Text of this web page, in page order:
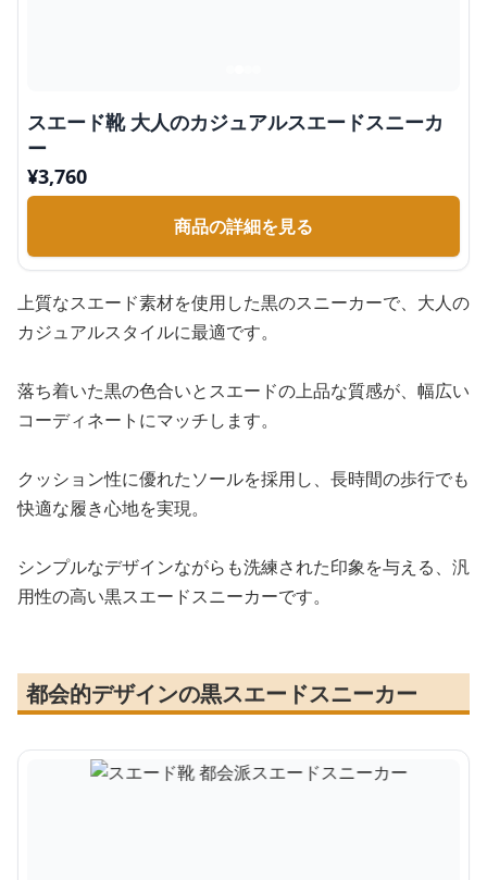
スエード靴 大人のカジュアルスエードスニーカ
ー
¥3,760
商品の詳細を見る
上質なスエード素材を使用した黒のスニーカーで、大人の
カジュアルスタイルに最適です。
落ち着いた黒の色合いとスエードの上品な質感が、幅広い
コーディネートにマッチします。
クッション性に優れたソールを採用し、長時間の歩行でも
快適な履き心地を実現。
シンプルなデザインながらも洗練された印象を与える、汎
用性の高い黒スエードスニーカーです。
都会的デザインの黒スエードスニーカー